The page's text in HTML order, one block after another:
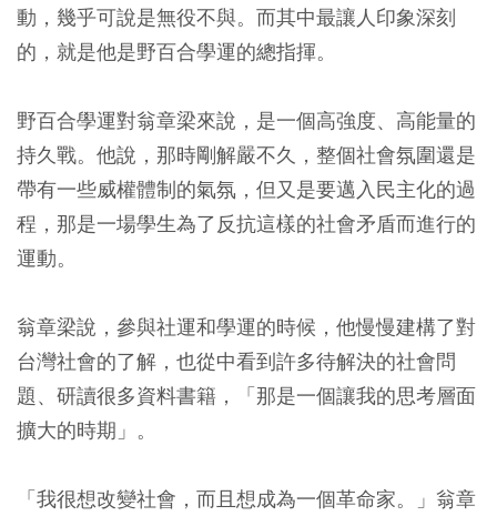
動，幾乎可說是無役不與。而其中最讓人印象深刻
的，就是他是野百合學運的總指揮。
野百合學運對翁章梁來說，是一個高強度、高能量的
持久戰。他說，那時剛解嚴不久，整個社會氛圍還是
帶有一些威權體制的氣氛，但又是要邁入民主化的過
程，那是一場學生為了反抗這樣的社會矛盾而進行的
運動。
翁章梁說，參與社運和學運的時候，他慢慢建構了對
台灣社會的了解，也從中看到許多待解決的社會問
題、研讀很多資料書籍，「那是一個讓我的思考層面
擴大的時期」。
「我很想改變社會，而且想成為一個革命家。」翁章